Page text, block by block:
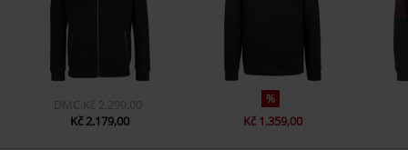
Boční kapsy
DMC Kč 2.299,00
Kč 2.179,00
%
Kč 1.359,00